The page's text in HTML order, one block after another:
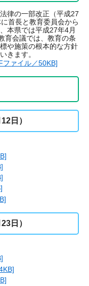
律の一部改正（平成27
首長と教育委員会から
本県では平成27年4月
育会議では、教育の条
や施策の根本的な方針
きます。
ファイル／50KB]
日）
日）